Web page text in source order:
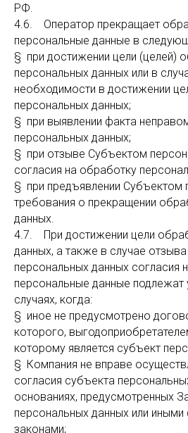
РФ.
4.6. Оператор прекращает
персональные данные в
§ при достижении цели (целей)
персональных данных или в
необходимости в достижении
персональных данных;
§ при выявлении факта
персональных данных;
§ при отзыве Субъектом
согласия на обработку
§ при предъявлении Субъектом
требования о прекращении
данных.
4.7. При достижении цели
данных, а также в случае
персональных данных согласия
персональные данные подлежат
случаях, когда:
§ иное не предусмотрено
которого,
которому является субъект
§ Компания не вправе
согласия субъекта
основаниях, предусмотренных
персональных данных или
законами;